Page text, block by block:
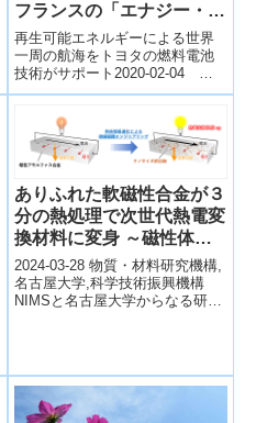
フランスの「エナジー・オ
ブザーバー号」に搭載
再生可能エネルギーによる世界
一周の航海をトヨタの燃料電池
技術がサポート2020-02-04 ト
ヨタ自動車株式会社トヨタ自動
タの欧...
ありふれた軟磁性合金が３
分の熱処理で次世代熱電変
換材料に変身 ～磁性体を
用いた横型熱電変換のため
の材料開発に新指針～
2024-03-28 物質・材料研究機構,
名古屋大学,科学技術振興機構
NIMSと名古屋大学からなる研究